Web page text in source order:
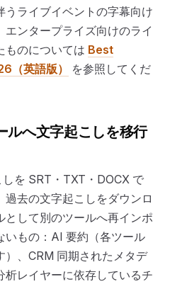
うライブイベントの字幕向け
ンタープライズ向けのライ
ものについては Best
英語版）
を参照してくだ
ルへ文字起こしを移行
を SRT・TXT・DOCX で
去の文字起こしをダウンロ
として別のツールへ再インポ
いもの：AI 要約（各ツール
）、CRM 同期されたメタデ
析レイヤーに依存しているチ